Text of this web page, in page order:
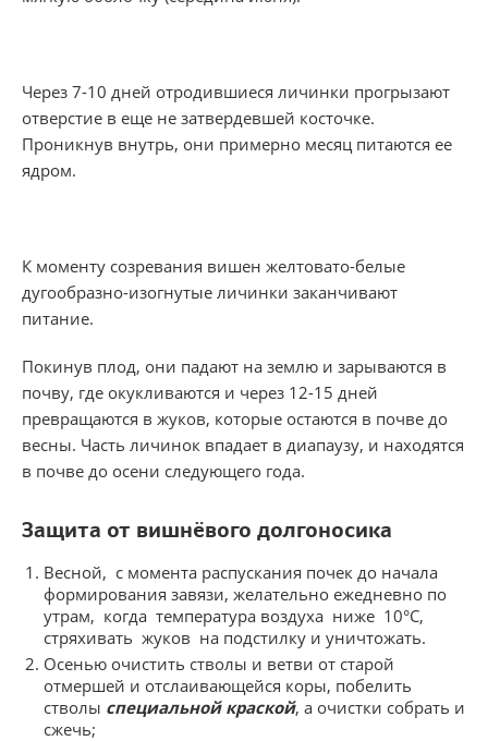
Через 7-10 дней отродившиеся личинки прогрызают
отверстие в еще не затвердевшей косточке.
Проникнув внутрь, они примерно месяц питаются ее
ядром.
К моменту созревания вишен желтовато-белые
дугообразно-изогнутые личинки заканчивают
питание.
Покинув плод, они падают на землю и зарываются в
почву, где окукливаются и через 12-15 дней
превращаются в жуков, которые остаются в почве до
весны. Часть личинок впадает в диапаузу, и находятся
в почве до осени следующего года.
Защита от вишнёвого долгоносика
Весной, с момента распускания почек до начала
формирования завязи, желательно ежедневно по
утрам, когда температура воздуха ниже 10°С,
стряхивать жуков на подстилку и уничтожать.
Осенью очистить стволы и ветви от старой
отмершей и отслаивающейся коры, побелить
стволы специальной краской, а очистки собрать и
сжечь;